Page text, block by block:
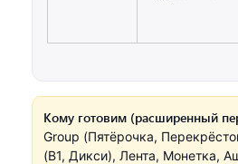
Кому готовим (расширенный
Group (Пятёрочка,
(B1, Дикси), Лента, Монетка,